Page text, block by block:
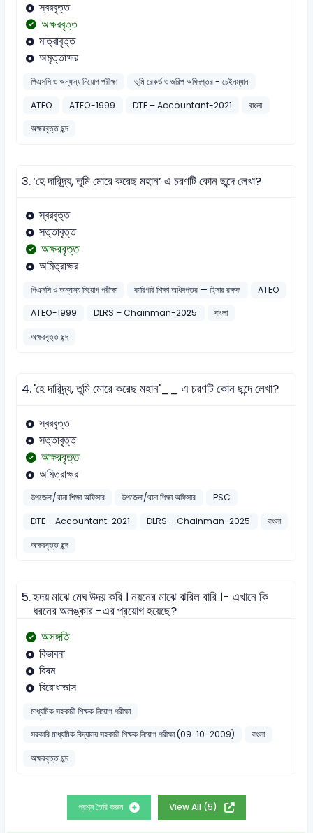
স্বরবৃত্ত
অক্ষরবৃত্ত
মাত্রাবৃত্ত
অমৃত্তাক্ষর
পিএসসি ও অন্যান্য নিয়োগ পরীক্ষা
ভূমি রেকর্ড ও জরিপ অধিদপ্তর - চেইনম্যান
ATEO
ATEO-1999 DTE – Accountant-2021
বাংলা
অক্ষরবৃত্ত ছন্দ
3.‘হে দারিদ্র্য, তুমি মোরে করেছ মহান’ এ চরণটি কোন ছন্দে লেখা?
স্বরবৃত্ত
সত্তাবৃত্ত
অক্ষরবৃত্ত
অমিত্রাক্ষর
পিএসসি ও অন্যান্য নিয়োগ পরীক্ষা কারিগরি শিক্ষা অধিদপ্তর — হিসার রক্ষক
ATEO
ATEO-1999
DLRS – Chainman-2025
বাংলা
অক্ষরবৃত্ত ছন্দ
4.'হে দারিদ্র্য, তুমি মোরে করেছ মহান'__ এ চরণটি কোন ছন্দে লেখা?
স্বরবৃত্ত
সত্তাবৃত্ত
অক্ষরবৃত্ত
অমিত্রাক্ষর
উপজেলা/থানা শিক্ষা অফিসার উপজেলা/থানা শিক্ষা অফিসার
PSC
DTE – Accountant-2021
DLRS – Chainman-2025
বাংলা
অক্ষরবৃত্ত ছন্দ
5.হৃদয় মাঝে মেঘ উদয় করি । নয়নের মাঝে ঝরিল বারি ।- এখানে কি
ধরনের অলঙ্কার -এর প্রয়োগ হয়েছে?
অসঙ্গতি
বিভাবনা
বিষম
বিরোধাভাস
মাধ্যমিক সহকারী শিক্ষক নিয়োগ পরীক্ষা
সরকারি মাধ্যমিক বিদ্যালয় সহকারী শিক্ষক নিয়োগ পরীক্ষা (09-10-2009)
বাংলা
অক্ষরবৃত্ত ছন্দ
প্রশ্ন তৈরি করুন View All (5)